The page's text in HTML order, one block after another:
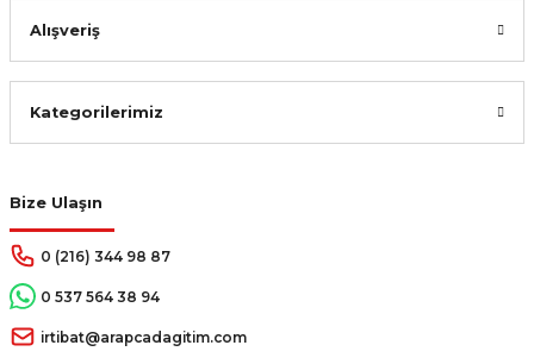
Bize Ulaşın
0 (216) 344 98 87
0 537 564 38 94
irtibat@arapcadagitim.com
Alışveriş
Kategorilerimiz